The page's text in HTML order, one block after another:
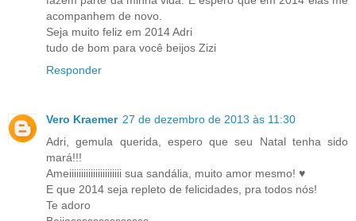
acompanhem de novo.
Seja muito feliz em 2014 Adri
tudo de bom para você beijos Zizi
Responder
Vero Kraemer 27 de dezembro de 2013 às 11:30
Adri, gemula querida, espero que seu Natal tenha sido
mará!!!
Ameiiiiiiiiiiiiiiiiiiiiii sua sandália, muito amor mesmo! ♥
E que 2014 seja repleto de felicidades, pra todos nós!
Te adoro